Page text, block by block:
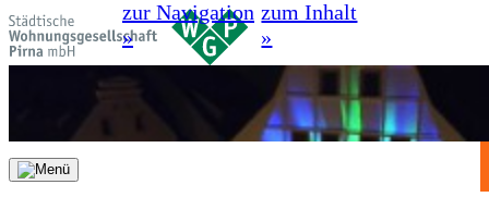
zur Navigation
»
zum Inhalt
»